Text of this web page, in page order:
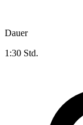
Dauer
1:30 Std.